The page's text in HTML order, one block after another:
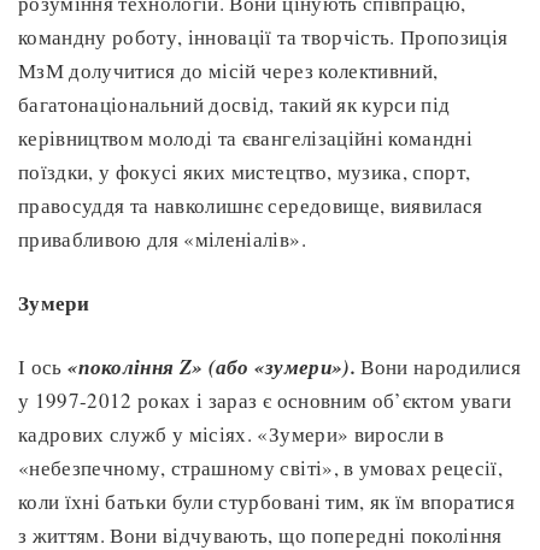
командну роботу, інновації та творчість. Пропозиція
МзМ долучитися до місій через колективний,
багатонаціональний досвід, такий як курси під
керівництвом молоді та євангелізаційні командні
поїздки, у фокусі яких мистецтво, музика, спорт,
правосуддя та навколишнє середовище, виявилася
привабливою для «міленіалів».
Зумери
І ось«покоління Z» (або «зумери»).Вони народилися
у 1997-2012 роках і зараз є основним об’єктом уваги
кадрових служб у місіях. «Зумери» виросли в
«небезпечному, страшному світі», в умовах рецесії,
коли їхні батьки були стурбовані тим, як їм впоратися
з життям. Вони відчувають, що попередні покоління